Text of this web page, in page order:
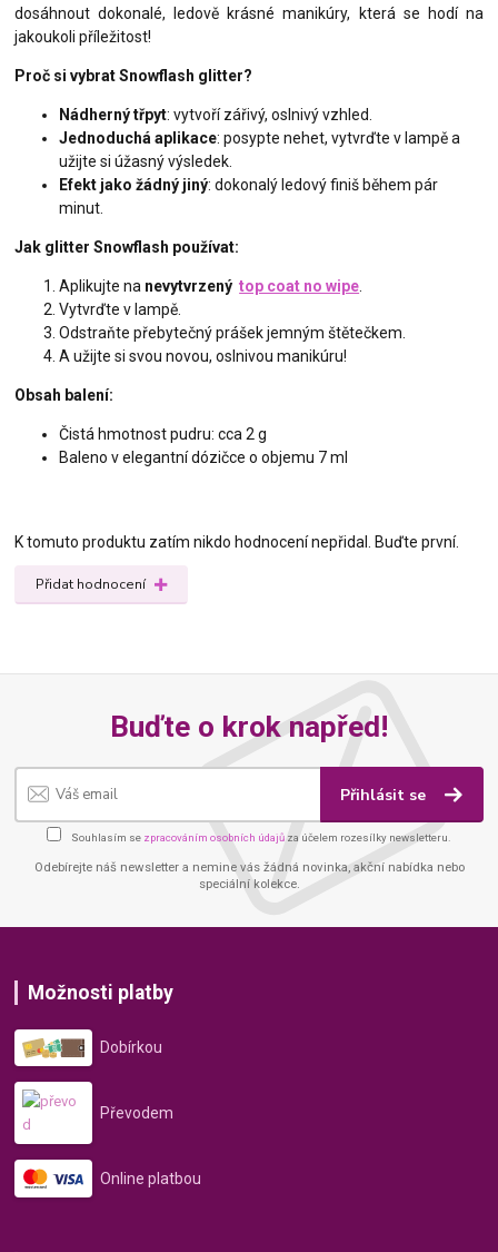
dosáhnout dokonalé, ledově krásné manikúry, která se hodí na
jakoukoli příležitost!
Proč si vybrat Snowflash glitter?
Nádherný třpyt: vytvoří zářivý, oslnivý vzhled.
Jednoduchá aplikace: posypte nehet, vytvrďte v lampě a
užijte si úžasný výsledek.
Efekt jako žádný jiný: dokonalý ledový finiš během pár
minut.
Jak glitter Snowflash používat:
Aplikujte na nevytvrzený top coat no wipe
Vytvrďte v lampě.
Odstraňte přebytečný prášek jemným štětečkem.
A užijte si svou novou, oslnivou manikúru!
Obsah balení:
Čistá hmotnost pudru: cca 2 g
Baleno v elegantní dózičce o objemu 7 ml
K tomuto produktu zatím nikdo hodnocení nepřidal. Buďte první.
Přidat hodnocení
Buďte o krok napřed!
Přihlásit se
Souhlasím se zpracováním osobních údajů za účelem rozesílky newsletteru.
Odebírejte náš newsletter a nemine vás žádná novinka, akční nabídka nebo
speciální kolekce.
Možnosti platby
Dobírkou
Převodem
Online platbou